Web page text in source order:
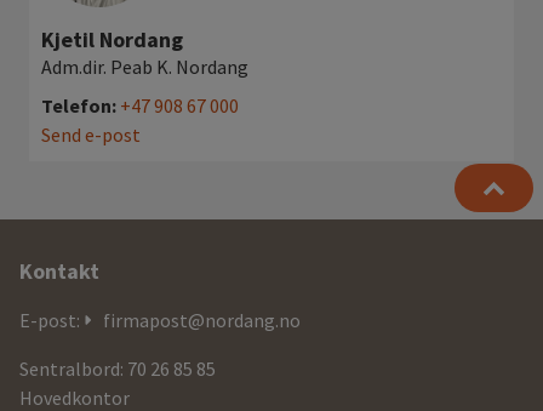
Kjetil Nordang
Adm.dir. Peab K. Nordang
Telefon: +47 908 67 000
Send e-post
Ytterligere
informasjon
og
kontaktdetaljer
Kontakt
E-post:
firmapost@nordang.no
Sentralbord: 70 26 85 85
Hovedkontor